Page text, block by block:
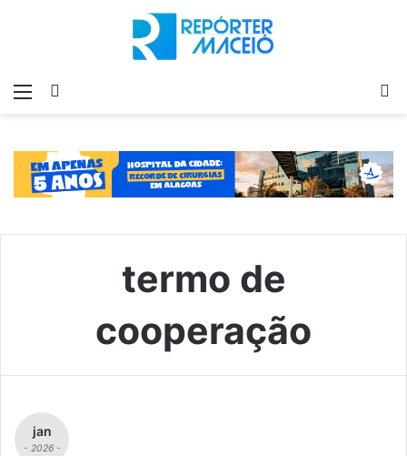
Menu
termo de
cooperação
jan
- 2026 -